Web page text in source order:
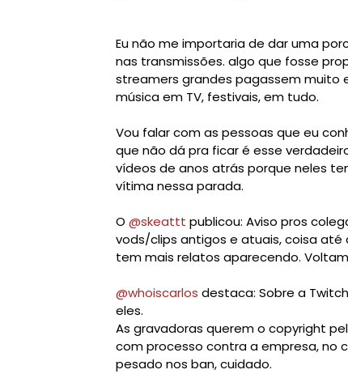
Eu não me importaria de dar uma
nas transmissões. algo que fosse
streamers grandes pagassem muito
música em TV, festivais, em tudo.
Vou falar com as pessoas que eu
que não dá pra ficar é esse
vídeos de anos atrás porque neles
vítima nessa parada.
O @skeattt publicou: Aviso pros
vods/clips antigos e atuais, coisa até
tem mais relatos aparecendo.
@whoiscarlos destaca: Sobre a
eles.
As gravadoras querem o copyright
com processo contra a empresa, no
pesado nos ban, cuidado.